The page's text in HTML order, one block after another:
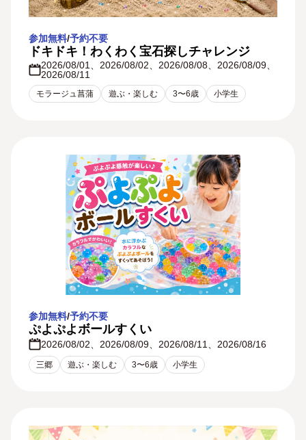
モラージュ菖蒲
小金井・府中 成増
新宿
神奈川
相模原・古淵
体験・ワークショップ 動物ふれあい体験
自由見学デイ 遊ぶ・楽しむ
0〜2歳 3〜6歳 小学生
中学生・高校生 大人 全年齢
条件をクリアする×
参加無料/予約不要
ドキドキ！わくわく宝石探しチャレンジ
2026/08/01、2026/08/02、2026/08/08、2026/08/09、
2026/08/11
モラージュ菖蒲 遊ぶ・楽しむ 3〜6歳 小学生
参加無料/予約不要
ぷよぷよボールすくい
2026/08/02、2026/08/09、2026/08/11、2026/08/16
三郷 遊ぶ・楽しむ 3〜6歳 小学生